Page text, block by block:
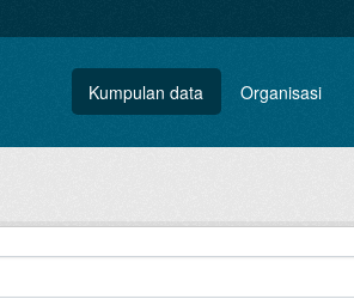
Kumpulan data Organisasi